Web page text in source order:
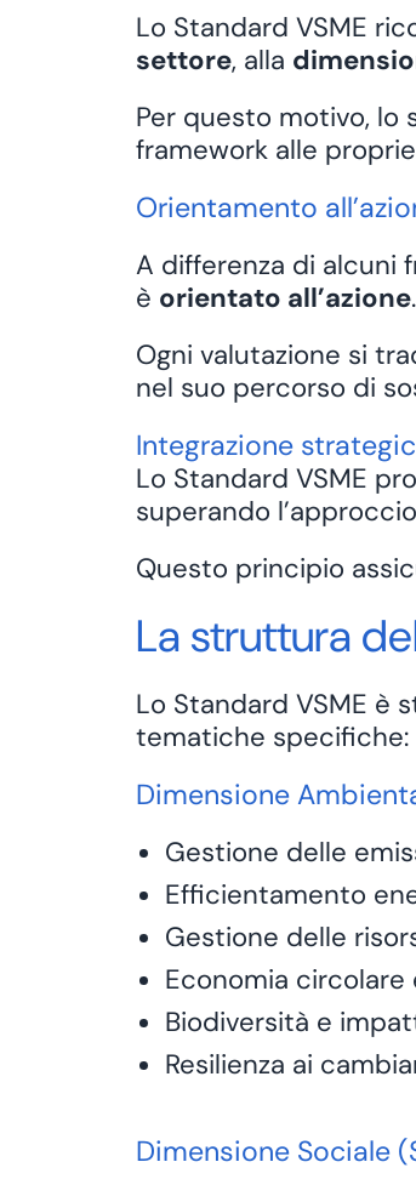
Lo Standard VSME
settore, alla
Per questo motivo, lo
framework alle
Orientamento
A differenza di alcuni
è orientato all’azione.
Ogni valutazione si
nel suo percorso di
Integrazione
Lo Standard VSME
superando
Questo principio
La struttura
Lo Standard VSME è
tematiche specifiche:
Dimensione
Gestione delle
Efficientamento
Gestione delle
Economia
Biodiversità e
Resilienza ai
Dimensione Sociale